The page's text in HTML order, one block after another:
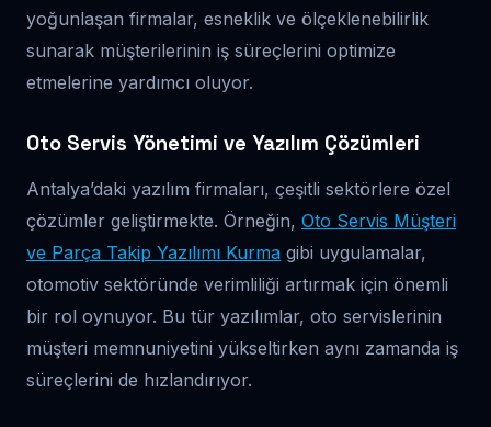
yoğunlaşan firmalar, esneklik ve ölçeklenebilirlik
sunarak müşterilerinin iş süreçlerini optimize
etmelerine yardımcı oluyor.
Oto Servis Yönetimi ve Yazılım Çözümleri
Antalya’daki yazılım firmaları, çeşitli sektörlere özel
çözümler geliştirmekte. Örneğin, Oto Servis Müşteri
ve Parça Takip Yazılımı Kurma gibi uygulamalar,
otomotiv sektöründe verimliliği artırmak için önemli
bir rol oynuyor. Bu tür yazılımlar, oto servislerinin
müşteri memnuniyetini yükseltirken aynı zamanda iş
süreçlerini de hızlandırıyor.